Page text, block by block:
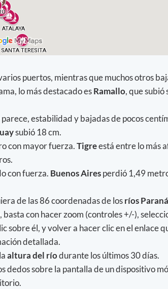
puertos, mientras que muchos otros
lo más destacado esRamallo, que subió
estabilidad y bajadas de pocos
subió 18 cm.
con mayor fuerza.Tigreestá entre lo más
con fuerza. Buenos Airesperdió 1,49
de las 86 coordenadas de losríos
, basta con hacer zoom (controles +/-),
sobre él, y volver a hacer clic en el enlace
detallada.
altura del ríodurante los últimos 30 días.
dedos sobre la pantalla de un dispositivo